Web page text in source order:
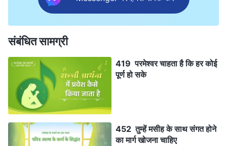
संबंधित सामग्री
419 परमेश्वर चाहता है कि हर कोई
पूर्ण हो सके
452 तुम्हें मसीह के साथ संगत होने
का मार्ग खोजना चाहिए